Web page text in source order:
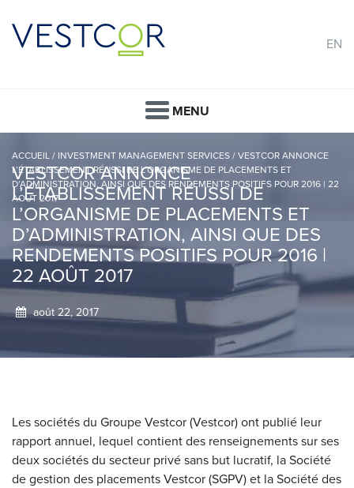
EN
MENU
ACCUEIL / INVESTMENT MANAGEMENT SERVICES / VESTCOR ANNONCE
L’ÉTABLISSEMENT RÉUSSI DE L’ORGANISME DE PLACEMENTS ET
D’ADMINISTRATION, AINSI QUE DES RENDEMENTS POSITIFS POUR 2016 | 22
AOÛT 2017
VESTCOR ANNONCE
L’ÉTABLISSEMENT RÉUSSI DE
L’ORGANISME DE PLACEMENTS ET
D’ADMINISTRATION, AINSI QUE DES
RENDEMENTS POSITIFS POUR 2016 |
22 AOÛT 2017
août 22, 2017
Les sociétés du Groupe Vestcor (Vestcor) ont publié leur
rapport annuel, lequel contient des renseignements sur ses
deux sociétés du secteur privé sans but lucratif, la Société
de gestion des placements Vestcor (SGPV) et la Société des